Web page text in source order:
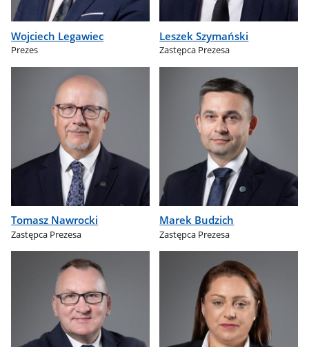
Wojciech Legawiec
Prezes
Leszek Szymański
Zastępca Prezesa
Tomasz Nawrocki
Zastępca Prezesa
Marek Budzich
Zastępca Prezesa